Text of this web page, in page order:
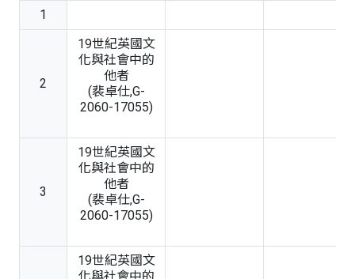
1
2
19世紀英國文
化與社會中的
他者
(裴卓仕,G-
2060-17055)
3
19世紀英國文
化與社會中的
他者
(裴卓仕,G-
2060-17055)
19世紀英國文